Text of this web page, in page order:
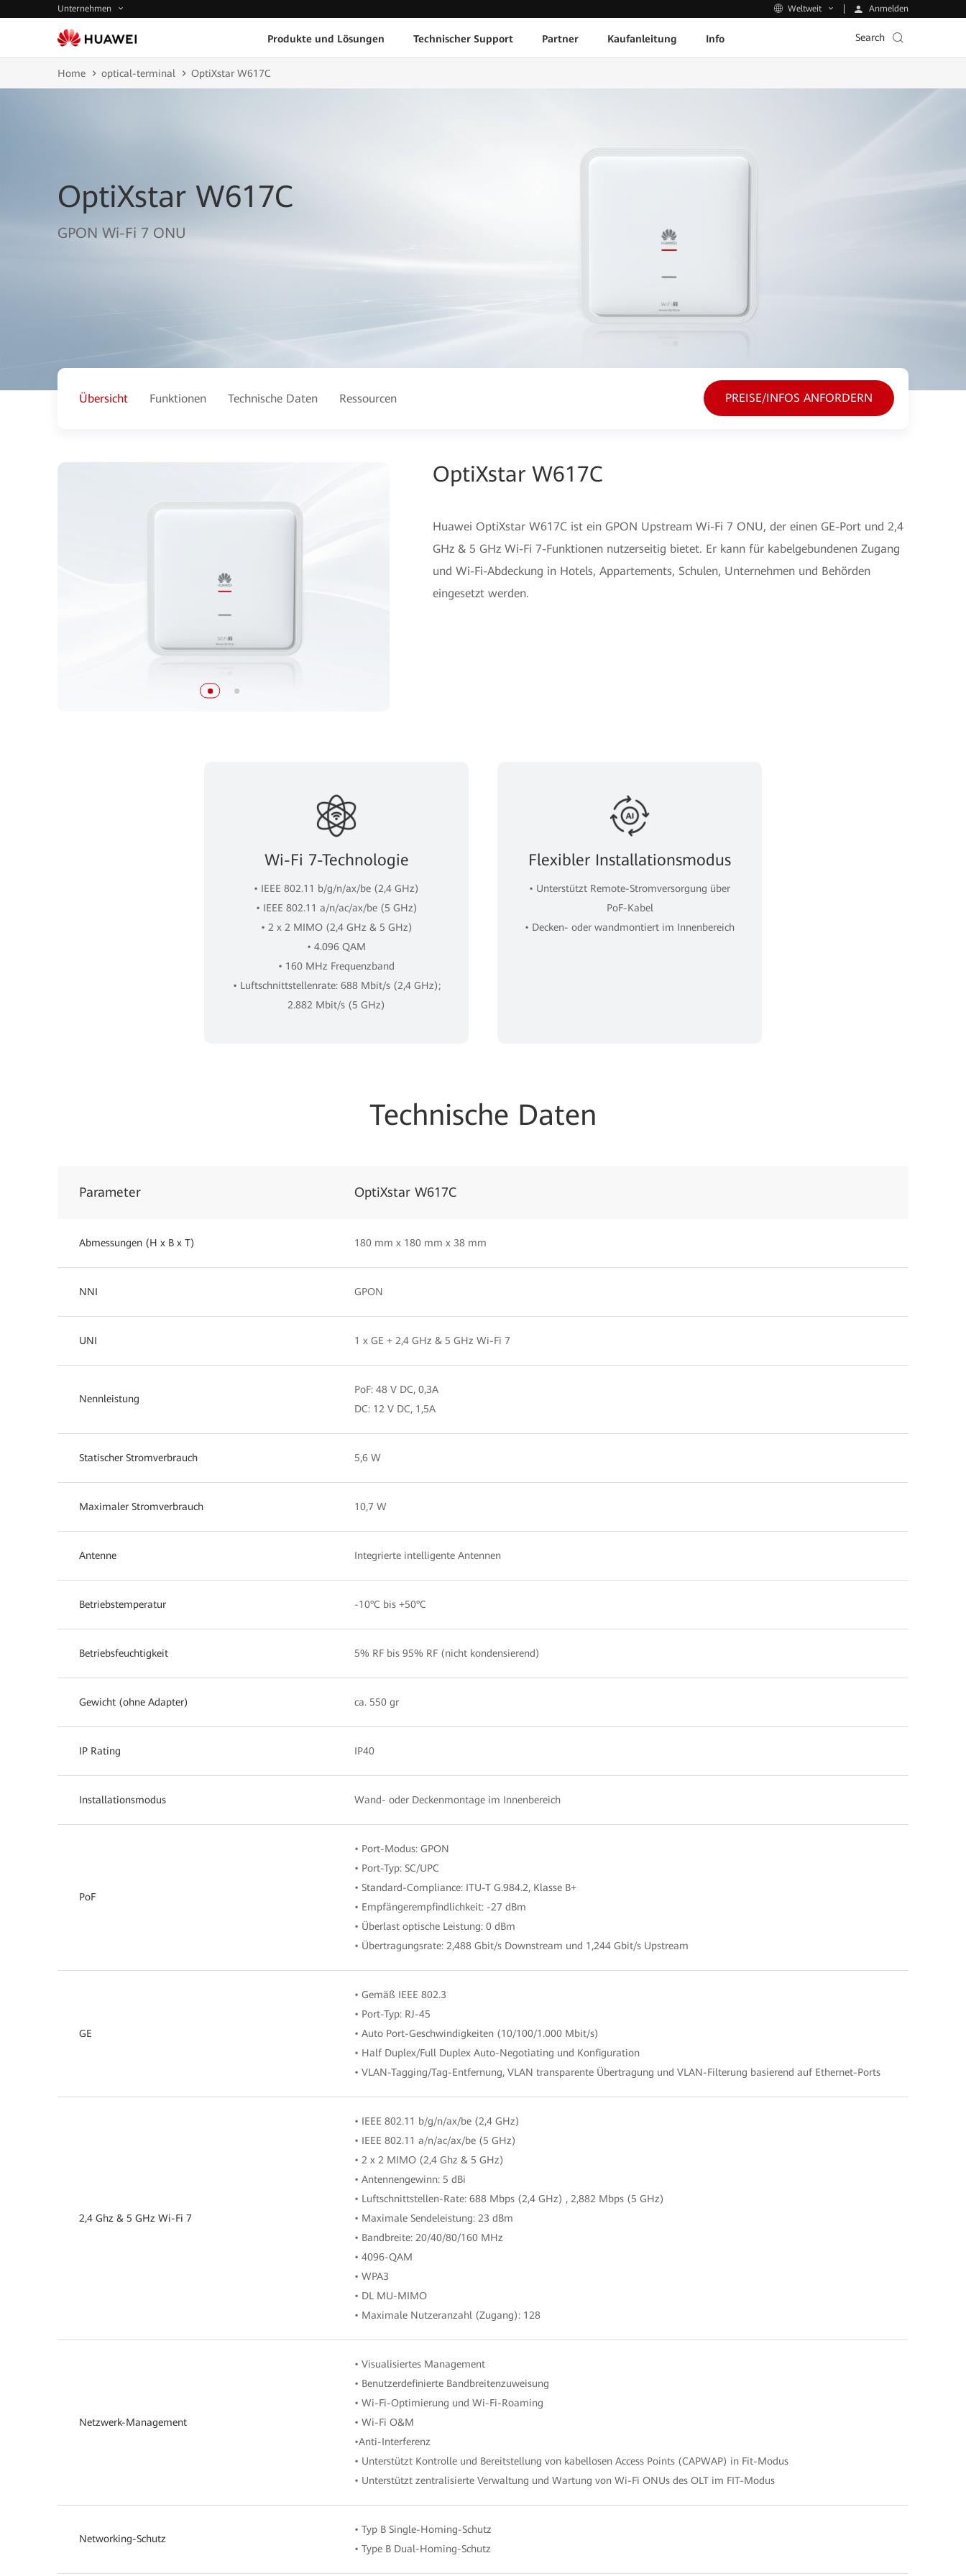
Unternehmen Weltweit Anmelden
Produkte und Lösungen Technischer Support Partner Kaufanleitung Info Search
Home optical-terminal OptiXstar W617C
OptiXstar W617C
GPON Wi-Fi 7 ONU
Übersicht Funktionen Technische Daten Ressourcen PREISE/INFOS ANFORDERN
OptiXstar W617C
Huawei OptiXstar W617C ist ein GPON Upstream Wi-Fi 7 ONU, der einen GE-Port und 2,4
GHz & 5 GHz Wi-Fi 7-Funktionen nutzerseitig bietet. Er kann für kabelgebundenen Zugang
und Wi-Fi-Abdeckung in Hotels, Appartements, Schulen, Unternehmen und Behörden
eingesetzt werden.
Wi-Fi 7-Technologie
• IEEE 802.11 b/g/n/ax/be (2,4 GHz)
• IEEE 802.11 a/n/ac/ax/be (5 GHz)
• 2 x 2 MIMO (2,4 GHz & 5 GHz)
• 4.096 QAM
• 160 MHz Frequenzband
• Luftschnittstellenrate: 688 Mbit/s (2,4 GHz);
2.882 Mbit/s (5 GHz)
Flexibler Installationsmodus
• Unterstützt Remote-Stromversorgung über
PoF-Kabel
• Decken- oder wandmontiert im Innenbereich
Technische Daten
Parameter OptiXstar W617C
Abmessungen (H x B x T) 180 mm x 180 mm x 38 mm
NNI GPON
UNI 1 x GE + 2,4 GHz & 5 GHz Wi-Fi 7
Nennleistung
PoF: 48 V DC, 0,3A
DC: 12 V DC, 1,5A
Statischer Stromverbrauch 5,6 W
Maximaler Stromverbrauch 10,7 W
Antenne Integrierte intelligente Antennen
Betriebstemperatur -10°C bis +50°C
Betriebsfeuchtigkeit 5% RF bis 95% RF (nicht kondensierend)
Gewicht (ohne Adapter) ca. 550 gr
IP Rating IP40
Installationsmodus Wand- oder Deckenmontage im Innenbereich
PoF
• Port-Modus: GPON
• Port-Typ: SC/UPC
• Standard-Compliance: ITU-T G.984.2, Klasse B+
• Empfängerempfindlichkeit: -27 dBm
• Überlast optische Leistung: 0 dBm
• Übertragungsrate: 2,488 Gbit/s Downstream und 1,244 Gbit/s Upstream
GE
• Gemäß IEEE 802.3
• Port-Typ: RJ-45
• Auto Port-Geschwindigkeiten (10/100/1.000 Mbit/s)
• Half Duplex/Full Duplex Auto-Negotiating und Konfiguration
• VLAN-Tagging/Tag-Entfernung, VLAN transparente Übertragung und VLAN-Filterung basierend auf Ethernet-Ports
2,4 Ghz & 5 GHz Wi-Fi 7
• IEEE 802.11 b/g/n/ax/be (2,4 GHz)
• IEEE 802.11 a/n/ac/ax/be (5 GHz)
• 2 x 2 MIMO (2,4 Ghz & 5 GHz)
• Antennengewinn: 5 dBi
• Luftschnittstellen-Rate: 688 Mbps (2,4 GHz) , 2,882 Mbps (5 GHz)
• Maximale Sendeleistung: 23 dBm
• Bandbreite: 20/40/80/160 MHz
• 4096-QAM
• WPA3
• DL MU-MIMO
• Maximale Nutzeranzahl (Zugang): 128
Netzwerk-Management
• Visualisiertes Management
• Benutzerdefinierte Bandbreitenzuweisung
• Wi-Fi-Optimierung und Wi-Fi-Roaming
• Wi-Fi O&M
•Anti-Interferenz
• Unterstützt Kontrolle und Bereitstellung von kabellosen Access Points (CAPWAP) in Fit-Modus
• Unterstützt zentralisierte Verwaltung und Wartung von Wi-Fi ONUs des OLT im FIT-Modus
Networking-Schutz
• Typ B Single-Homing-Schutz
• Type B Dual-Homing-Schutz